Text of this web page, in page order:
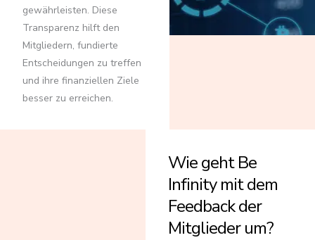
gewährleisten. Diese
Transparenz hilft den
Mitgliedern, fundierte
Entscheidungen zu treffen
und ihre finanziellen Ziele
besser zu erreichen.
Wie geht Be
Infinity mit dem
Feedback der
Mitglieder um?